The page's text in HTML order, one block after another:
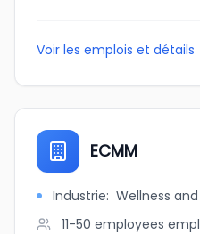
Voir les emplois et détails
ECMM
Industrie: Wellness
11-50 employees